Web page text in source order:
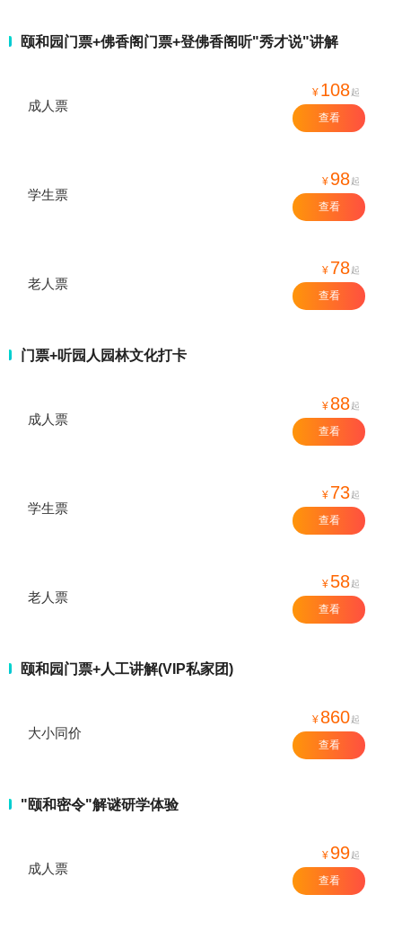
颐和园门票+佛香阁门票+登佛香阁听"秀才说"讲解
成人票
¥ 108起
查看
学生票
¥ 98起
查看
老人票
¥ 78起
查看
门票+听园人园林文化打卡
成人票
¥ 88起
查看
学生票
¥ 73起
查看
老人票
¥ 58起
查看
颐和园门票+人工讲解(VIP私家团)
大小同价
¥ 860起
查看
"颐和密令"解谜研学体验
成人票
¥ 99起
查看